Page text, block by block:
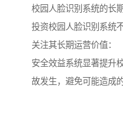
校园人脸识别系统的长
投资校园人脸识别系统
关注其长期运营价值：
安全效益系统显著提升
故发生，避免可能造成